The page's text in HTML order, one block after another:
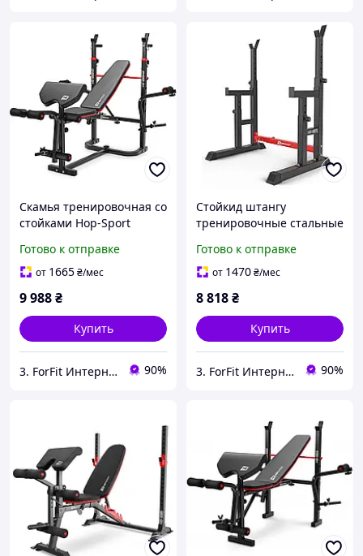
Скамья тренировочная со
стойками Hop-Sport
для дома и
спортзаланагрузкой до
быстрой
Готово к отправке
от 1665₴/мес
9 988₴
Купить
3. ForFit Интернет-магазин спортивных товаров 90%
Стойкид штангу
тренировочные стальные
дома и спортзала
нагрузка до 400 кг
Готово к отправке
от 1470₴/мес
8 818₴
Купить
3. ForFit Интернет-магазин спортивных товаров 90%